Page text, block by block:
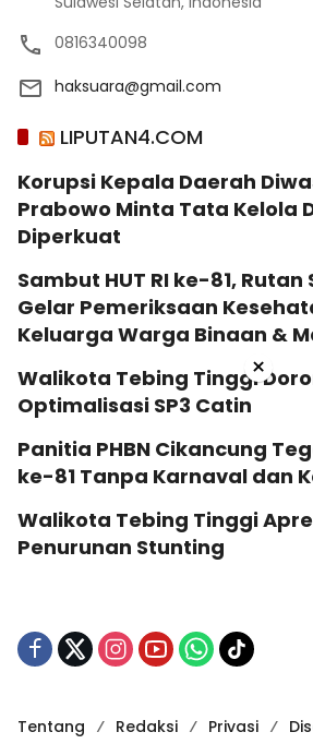
0816340098
haksuara@gmail.com
LIPUTAN4.COM
Korupsi Kepala Daerah
Prabowo Minta Tata Kelola
Diperkuat
Sambut HUT RI ke-81,
Gelar Pemeriksaan
Keluarga Warga Binaan &
Walikota Tebing Tinggi
Optimalisasi SP3 Catin
Panitia PHBN Cikancung
ke-81 Tanpa Karnaval dan
Walikota Tebing Tinggi
Penurunan Stunting
Tentang Redaksi Privasi
×